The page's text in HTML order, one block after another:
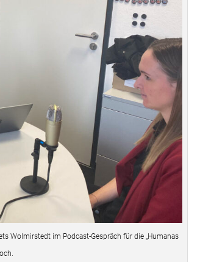
Wolmirstedt im Podcast-Gespräch für die „Humanas